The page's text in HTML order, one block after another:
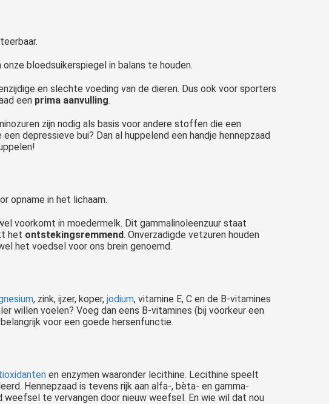
bloedsuikerspiegel in balans te houden.
en slechte voeding van de dieren. Dus ook voor sporters
een prima aanvulling.
zijn nodig als basis voor andere stoffen die een
depressieve bui? Dan al huppelend een handje hennepzaad
opname in het lichaam.
voorkomt in moedermelk. Dit gammalinoleenzuur staat
het ontstekingsremmend. Onverzadigde vetzuren houden
het voedsel voor ons brein genoemd.
, zink, ijzer, koper, jodium, vitamine E, C en de B-vitamines
willen voelen? Voeg dan eens B-vitamines (bij voorkeur een
voor een goede hersenfunctie.
en enzymen waaronder lecithine. Lecithine speelt
Hennepzaad is tevens rijk aan alfa-, bèta- en gamma-
te vervangen door nieuw weefsel. En wie wil dat nou